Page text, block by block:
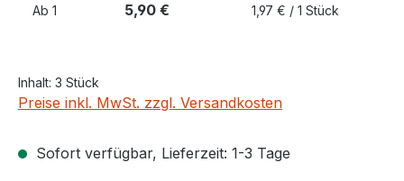
Ab 1 5,90 € 1,97 € / 1 Stück
Inhalt: 3 Stück
Preise inkl. MwSt. zzgl. Versandkosten
Sofort verfügbar, Lieferzeit: 1-3 Tage